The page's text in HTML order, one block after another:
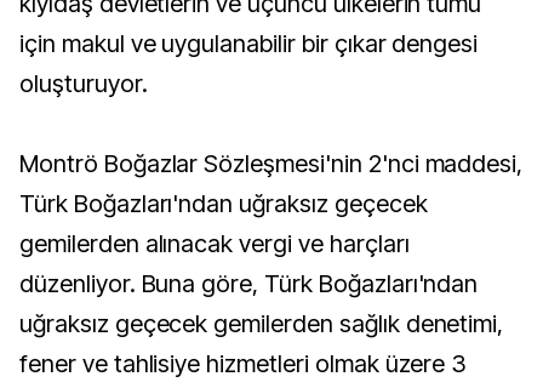
için makul ve uygulanabilir bir çıkar dengesi
oluşturuyor.
Montrö Boğazlar Sözleşmesi'nin 2'nci maddesi,
Türk Boğazları'ndan uğraksız geçecek
gemilerden alınacak vergi ve harçları
düzenliyor. Buna göre, Türk Boğazları'ndan
uğraksız geçecek gemilerden sağlık denetimi,
fener ve tahlisiye hizmetleri olmak üzere 3